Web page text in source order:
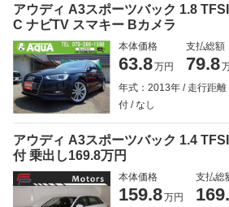
アウディ A3スポーツバック 1.8
C ナビTV スマキー Bカメラ
本体価格
63.8万円
支払総額
79.8
年式：2013年
走行距
付
なし
アウディ A3スポーツバック 1.4
付 乗出し169.8万円
本体価格
159.8万円
支払総